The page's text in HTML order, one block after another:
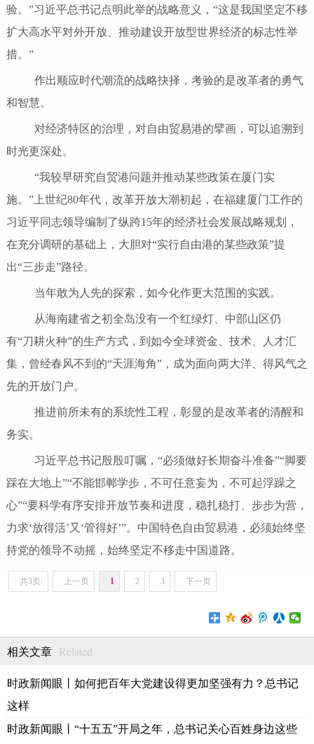
验。”习近平总书记点明此举的战略意义，“这是我国坚定不移
扩大高水平对外开放、推动建设开放型世界经济的标志性举
措。”
作出顺应时代潮流的战略抉择，考验的是改革者的勇气
和智慧。
对经济特区的治理，对自由贸易港的擘画，可以追溯到
时光更深处。
“我较早研究自贸港问题并推动某些政策在厦门实
施。”上世纪80年代，改革开放大潮初起，在福建厦门工作的
习近平同志领导编制了纵跨15年的经济社会发展战略规划，
在充分调研的基础上，大胆对“实行自由港的某些政策”提
出“三步走”路径。
当年敢为人先的探索，如今化作更大范围的实践。
从海南建省之初全岛没有一个红绿灯、中部山区仍
有“刀耕火种”的生产方式，到如今全球资金、技术、人才汇
集，曾经春风不到的“天涯海角”，成为面向两大洋、得风气之
先的开放门户。
推进前所未有的系统性工程，彰显的是改革者的清醒和
务实。
习近平总书记殷殷叮嘱，“必须做好长期奋斗准备”“脚要
踩在大地上”“不能邯郸学步，不可任意妄为，不可起浮躁之
心”“要科学有序安排开放节奏和进度，稳扎稳打、步步为营，
力求‘放得活’又‘管得好’”。中国特色自由贸易港，必须始终坚
持党的领导不动摇，始终坚定不移走中国道路。
共3页: 上一页 1 2 3 下一页
相关文章 Related
时政新闻眼丨如何把百年大党建设得更加坚强有力？总书记
这样
时政新闻眼丨“十五五”开局之年，总书记关心百姓身边这些